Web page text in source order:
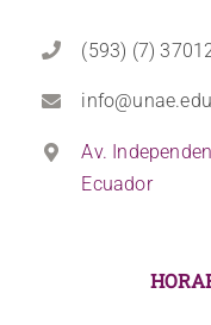
(593) (7)
Av.
Ecuador